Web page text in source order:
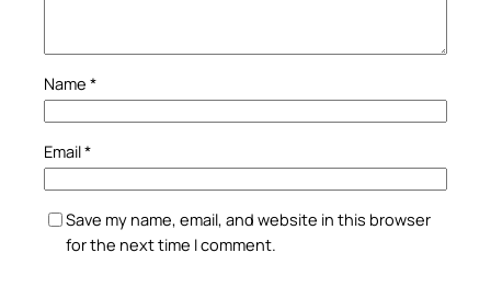
Name *
Email*
Save my name, email, and website in this browser
for the next time I comment.